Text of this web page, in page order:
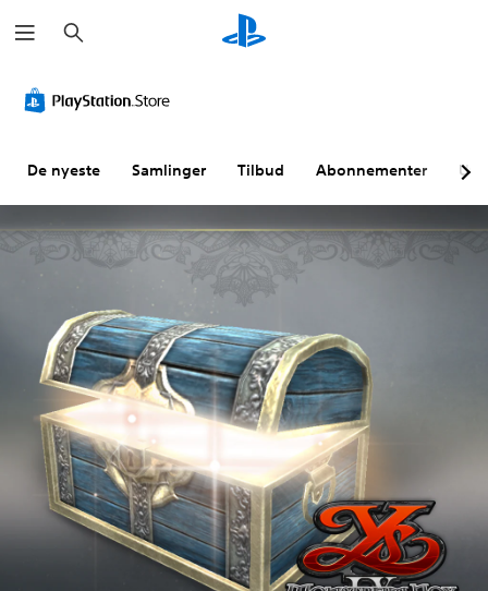
ø
k
De nyeste Samlinger Tilbud Abonnementer